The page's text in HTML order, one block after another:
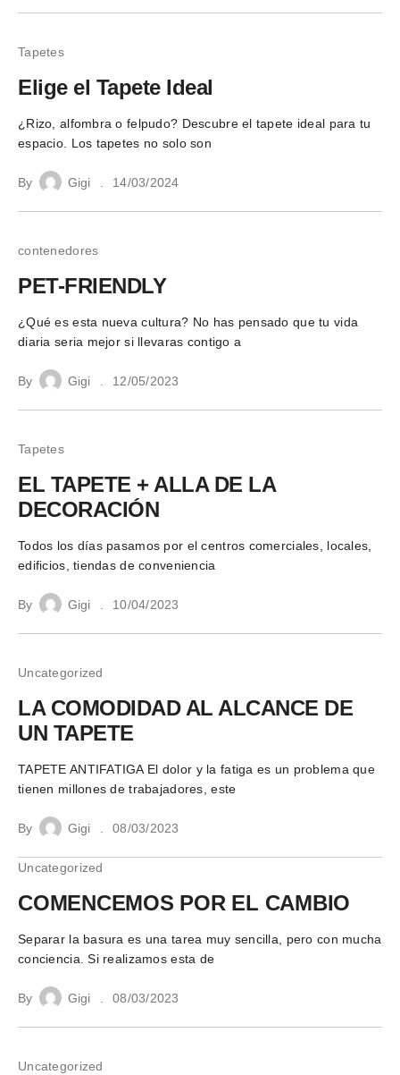
Tapetes
Elige el Tapete Ideal
¿Rizo, alfombra o felpudo? Descubre el tapete ideal para tu
espacio. Los tapetes no solo son
By Gigi 14/03/2024
contenedores
PET-FRIENDLY
¿Qué es esta nueva cultura? No has pensado que tu vida
diaria seria mejor si llevaras contigo a
By Gigi 12/05/2023
Tapetes
EL TAPETE + ALLA DE LA
DECORACIÓN
Todos los días pasamos por el centros comerciales, locales,
edificios, tiendas de conveniencia
By Gigi 10/04/2023
Uncategorized
LA COMODIDAD AL ALCANCE DE
UN TAPETE
TAPETE ANTIFATIGA El dolor y la fatiga es un problema que
tienen millones de trabajadores, este
By Gigi 08/03/2023
Uncategorized
COMENCEMOS POR EL CAMBIO
Separar la basura es una tarea muy sencilla, pero con mucha
conciencia. Si realizamos esta de
By Gigi 08/03/2023
Uncategorized